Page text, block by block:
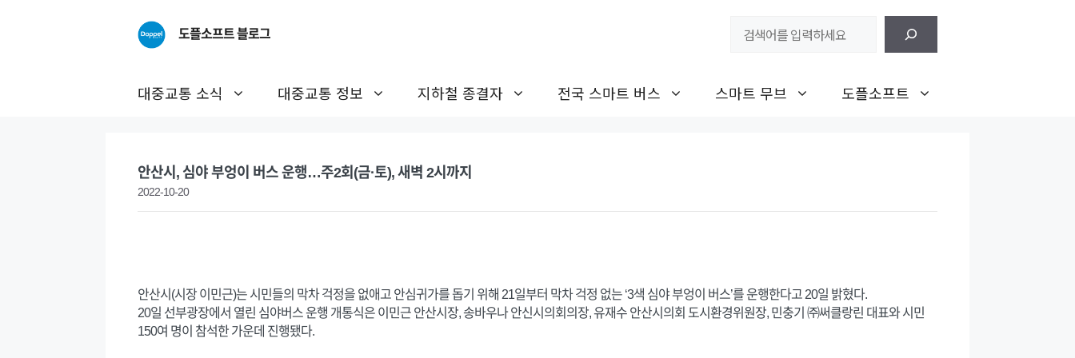
도플소프트 블로그
대중교통 소식 대중교통 정보 지하철 종결자 전국 스마트 버스 스마트 무브 도플소프트
안산시, 심야 부엉이 버스 운행…주2회(금·토), 새벽 2시까지
2022-10-20
안산시(시장 이민근)는 시민들의 막차 걱정을 없애고 안심귀가를 돕기 위해 21일부터 막차 걱정 없는 ‘3색 심야 부엉이 버스’를 운행한다고 20일 밝혔다.
20일 선부광장에서 열린 심야버스 운행 개통식은 이민근 안산시장, 송바우나 안신시의회의장, 유재수 안산시의회 도시환경위원장, 민충기 ㈜써클랑린 대표와 시민
150여 명이 참석한 가운데 진행됐다.